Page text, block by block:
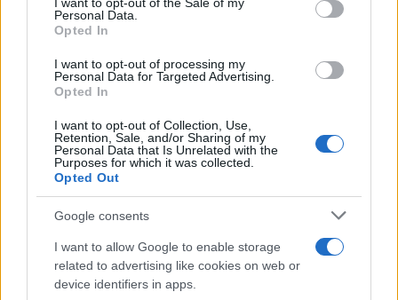
Personal Data.
Opted In
I want to opt-out of processing my
Personal Data for Targeted Advertising.
Opted In
I want to opt-out of Collection, Use,
Retention, Sale, and/or Sharing of my
Personal Data that Is Unrelated with the
Purposes for which it was collected.
Opted Out
Google consents
I want to allow Google to enable storage
related to advertising like cookies on web or
device identifiers in apps.
Categorie
Abrasivi
I prodotti abrasivi
Antincendio
Valige pronto soccorso
Antinfortunistica
Calzature